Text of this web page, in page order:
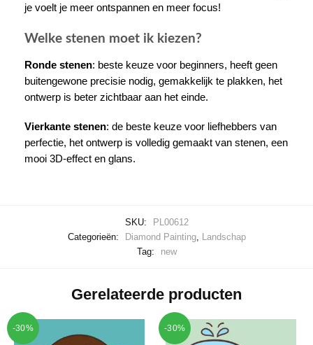
je voelt je meer ontspannen en meer focus!
Welke stenen moet ik kiezen?
Ronde stenen: beste keuze voor beginners, heeft geen
buitengewone precisie nodig, gemakkelijk te plakken, het
ontwerp is beter zichtbaar aan het einde.
Vierkante stenen: de beste keuze voor liefhebbers van
perfectie, het ontwerp is volledig gemaakt van stenen, een
mooi 3D-effect en glans.
SKU:
PL00612
Categorieën:
Diamond Painting,
Landschap
Tag:
new
Gerelateerde producten
-30% -30%